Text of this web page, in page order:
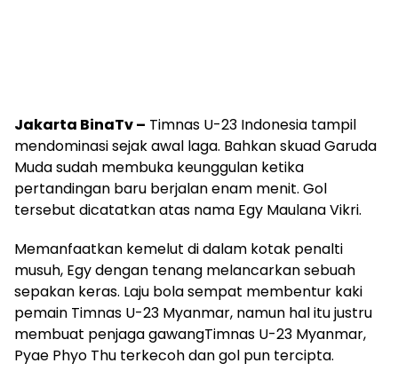
Jakarta BinaTv – Timnas U-23 Indonesia tampil
mendominasi sejak awal laga. Bahkan skuad Garuda
Muda sudah membuka keunggulan ketika
pertandingan baru berjalan enam menit. Gol
tersebut dicatatkan atas nama Egy Maulana Vikri.
Memanfaatkan kemelut di dalam kotak penalti
musuh, Egy dengan tenang melancarkan sebuah
sepakan keras. Laju bola sempat membentur kaki
pemain Timnas U-23 Myanmar, namun hal itu justru
membuat penjaga gawangTimnas U-23 Myanmar,
Pyae Phyo Thu terkecoh dan gol pun tercipta.